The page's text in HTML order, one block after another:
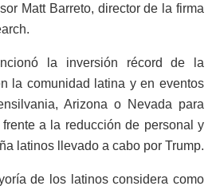
Matt Barreto, director de la firma
la inversión récord de la
la comunidad latina y en eventos
Arizona o Nevada para
a la reducción de personal y
latinos llevado a cabo por Trump.
de los latinos considera como